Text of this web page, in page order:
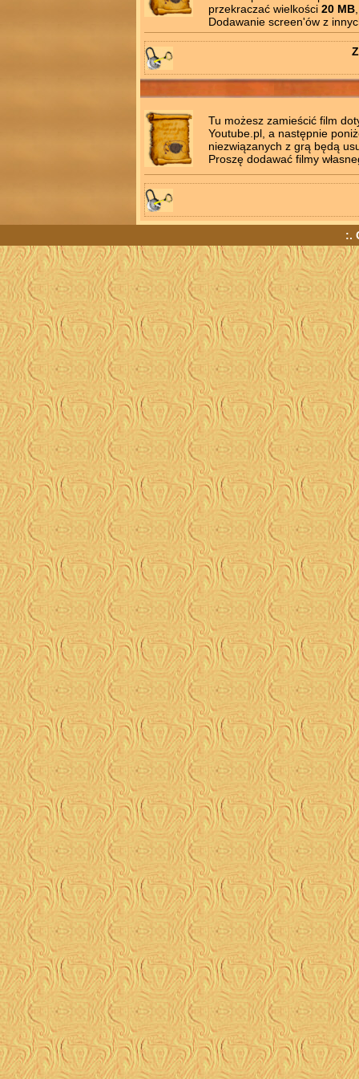
przekraczać wielkości 20 MB
Dodawanie screen'ów z
Tu możesz zamieścić film
Youtube.pl, a następnie
niezwiązanych z grą będą
Proszę dodawać filmy
:.